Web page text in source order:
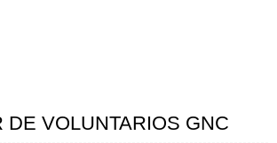
DE VOLUNTARIOS GNC